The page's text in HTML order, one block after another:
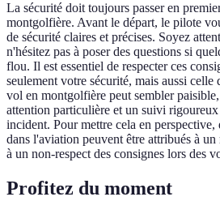
La sécurité doit toujours passer en
montgolfière. Avant le départ, le pilote
de sécurité claires et précises. Soyez
n'hésitez pas à poser des questions si
flou. Il est essentiel de respecter ces
seulement votre sécurité, mais aussi celle
vol en montgolfière peut sembler
attention particulière et un suivi
incident. Pour mettre cela en
dans l'aviation peuvent être attribués à
à un non-respect des consignes lors des
Profitez du moment